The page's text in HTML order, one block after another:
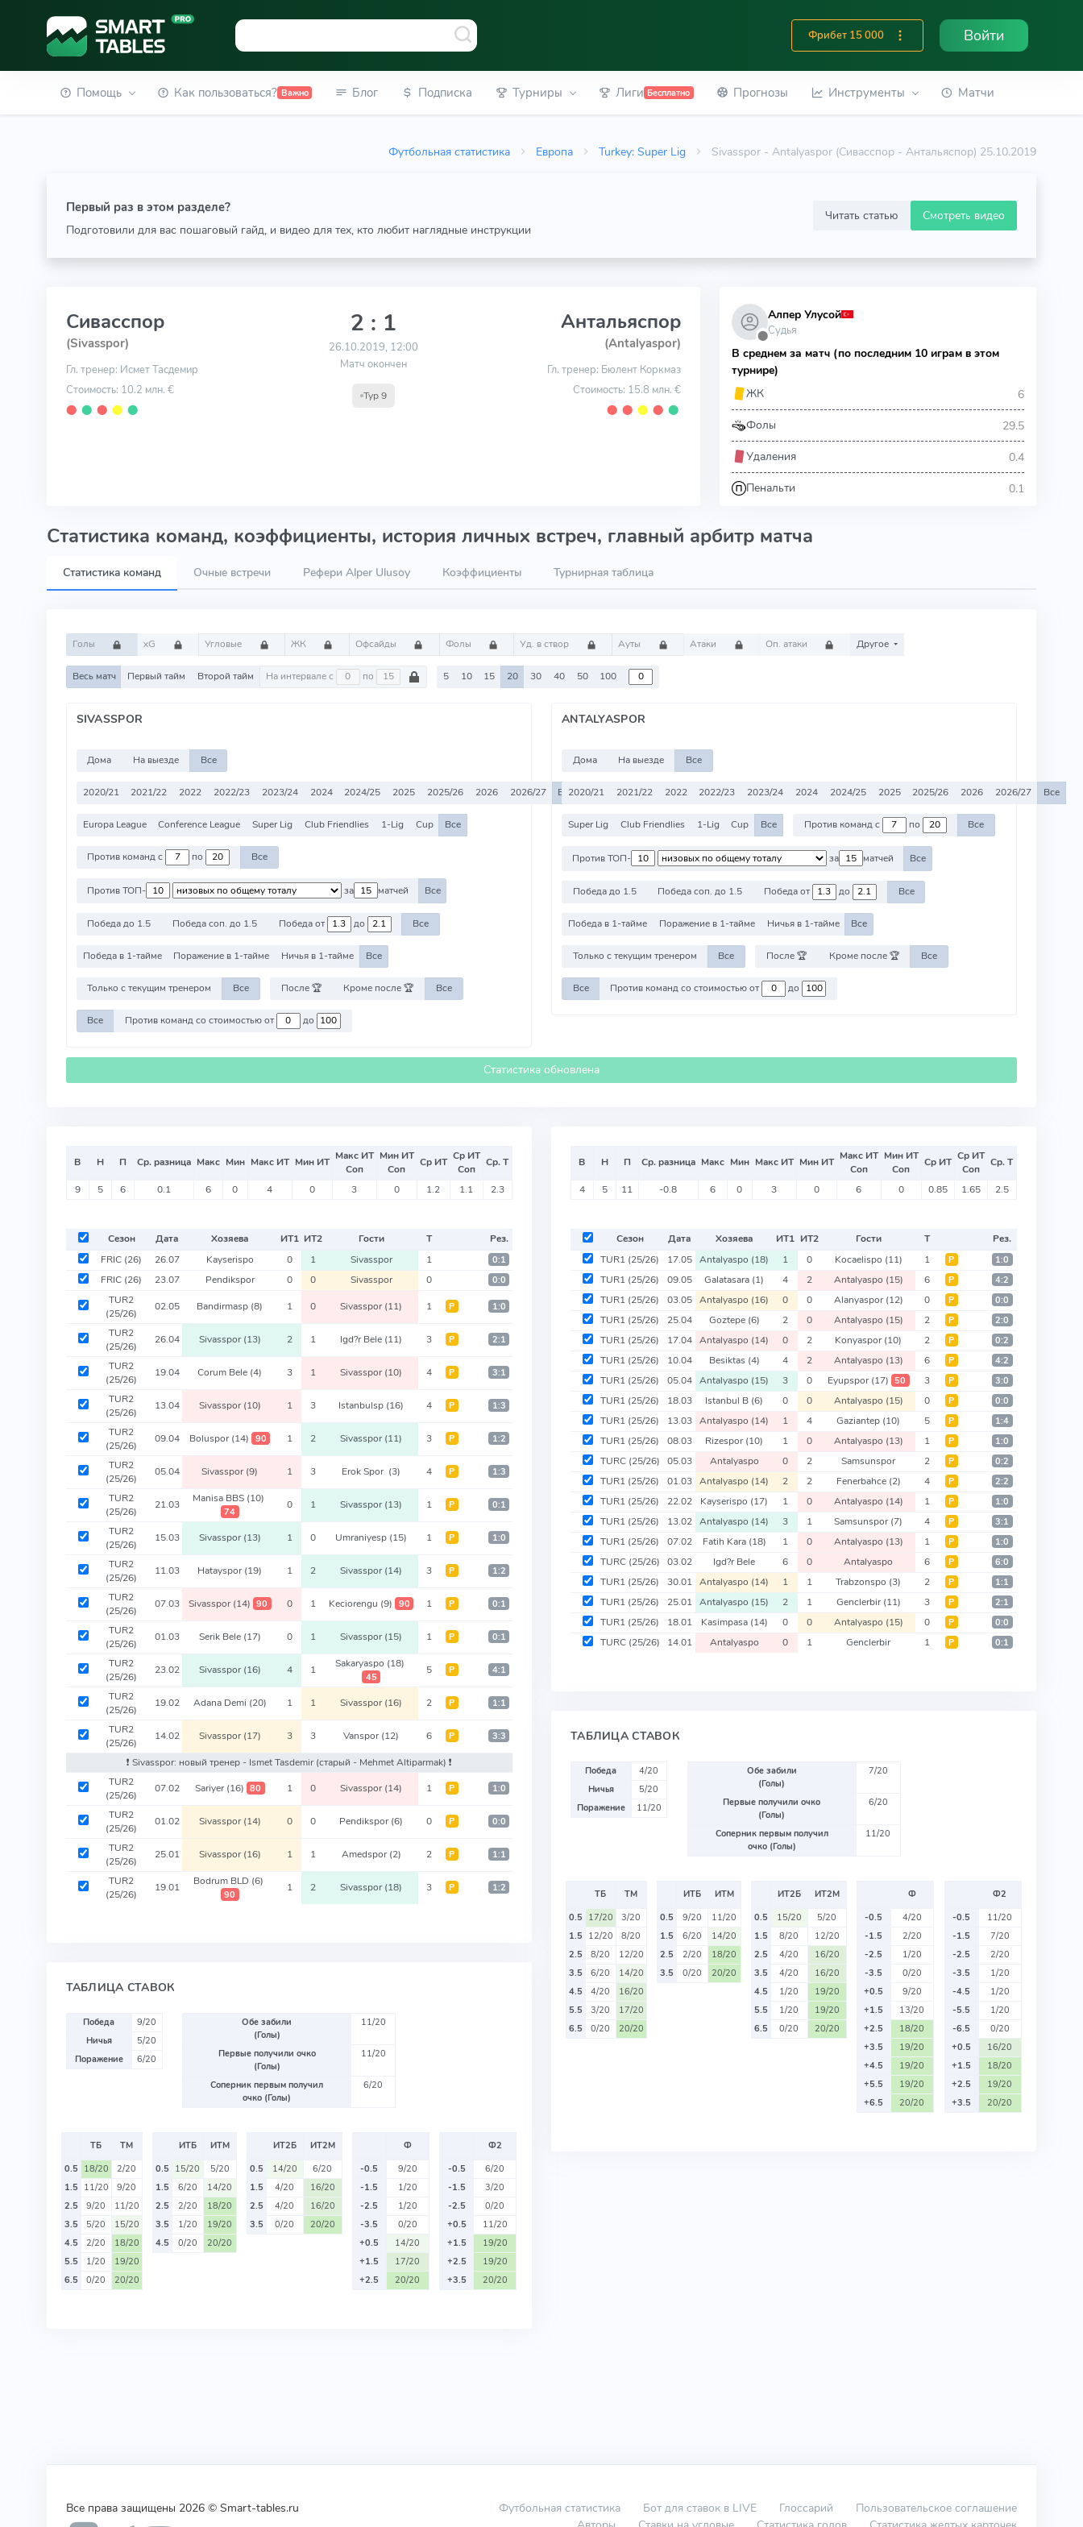
Фрибет 15 000 Войти
Помощь Как пользоваться? Важно Блог Подписка Турниры Лиги Бесплатно Прогнозы Инструменты Матчи
Футбольная статистика Европа Turkey: Super Lig Sivasspor - Antalyaspor (Сивасспор - Антальяспор) 25.10.2019
Первый раз в этом разделе?
Подготовили для вас пошаговый гайд, и видео для тех, кто любит наглядные инструкции
Читать статью Смотреть видео
Сивасспор
(Sivasspor)
Гл. тренер: Исмет Тасдемир
Стоимость: 10.2 млн. €
⬤ ⬤ ⬤ ⬤ ⬤
2 : 1
26.10.2019, 12:00
Матч окончен
Тур 9
Антальяспор
(Antalyaspor)
Гл. тренер: Бюлент Коркмаз
Стоимость: 15.8 млн. €
⬤ ⬤ ⬤ ⬤ ⬤
⬤
Алпер Улусой
Судья
В среднем за матч (по последним 10 играм в этом
турнире)
ЖК
6
Фолы 29.5
Удаления 0.4
Пенальти 0.1
Статистика команд, коэффициенты, история личных встреч, главный арбитр матча
Статистика команд Очные встречи Рефери Alper Ulusoy Коэффициенты Турнирная таблица
Голы xG Угловые ЖК Офсайды Фолы Уд. в створ Ауты Атаки Оп. атаки Другое
Весь матч Первый тайм Второй тайм На интервале с по 5 10 15 20 30 40 50 100
SIVASSPOR
Дома На выезде Все
2020/21 2021/22 2022 2022/23 2023/24 2024 2024/25 2025 2025/26 2026 2026/27 Все
Europa League Conference League Super Lig Club Friendlies 1-Lig Cup Все
Против команд с по Все
Против ТОП- за матчей Все
Победа до 1.5 Победа соп. до 1.5 Победа от до Все
Победа в 1-тайме Поражение в 1-тайме Ничья в 1-тайме Все
Только с текущим тренером Все После 🏆 Кроме после 🏆 Все
Все Против команд со стоимостью от до
ANTALYASPOR
Дома На выезде Все
2020/21 2021/22 2022 2022/23 2023/24 2024 2024/25 2025 2025/26 2026 2026/27 Все
Super Lig Club Friendlies 1-Lig Cup Все Против команд с по Все
Против ТОП- за матчей Все
Победа до 1.5 Победа соп. до 1.5 Победа от до Все
Победа в 1-тайме Поражение в 1-тайме Ничья в 1-тайме Все
Только с текущим тренером Все После 🏆 Кроме после 🏆 Все
Все Против команд со стоимостью от до
Статистика обновлена
В Н П Ср. разница Макс Мин Макс ИТ Мин ИТ Макс ИТ
Соп
Мин ИТ
Соп
Ср ИТ Ср ИТ
Соп
Ср. Т
9 5 6 0.1 6 0 4 0 3 0 1.2 1.1 2.3
Сезон Дата Хозяева ИТ1 ИТ2 Гости Т
Рез.
FRIC (26) 26.07 Kayserispo 0 1 Sivasspor 1 0:1
FRIC (26) 23.07 Pendikspor 0 0 Sivasspor 0 0:0
TUR2
(25/26)
02.05 Bandirmasp (8) 1 0 Sivasspor(11) 1 Р 1:0
TUR2
(25/26)
26.04 Sivasspor(13) 2 1 Igd?r Bele (11) 3 Р 2:1
TUR2
(25/26)
19.04 Corum Bele (4) 3 1 Sivasspor(10) 4 Р 3:1
TUR2
(25/26)
13.04 Sivasspor(10) 1 3 Istanbulsp (16) 4 Р 1:3
TUR2
(25/26)
09.04 Boluspor(14) 90 1 2 Sivasspor(11) 3 Р 1:2
TUR2
(25/26)
05.04 Sivasspor(9) 1 3 Erok Spor (3) 4 Р 1:3
TUR2
(25/26)
21.03 Manisa BBS (10)
74
0 1 Sivasspor(13) 1 Р 0:1
TUR2
(25/26)
15.03 Sivasspor(13) 1 0 Umraniyesp (15) 1 Р 1:0
TUR2
(25/26)
11.03 Hatayspor(19) 1 2 Sivasspor(14) 3 Р 1:2
TUR2
(25/26)
07.03 Sivasspor(14) 90 0 1 Keciorengu (9) 90 1 Р 0:1
TUR2
(25/26)
01.03 Serik Bele (17) 0 1 Sivasspor(15) 1 Р 0:1
TUR2
(25/26)
23.02 Sivasspor(16) 4 1 Sakaryaspo (18)
45
5 Р 4:1
TUR2
(25/26)
19.02 Adana Demi (20) 1 1 Sivasspor(16) 2 Р 1:1
TUR2
(25/26)
14.02 Sivasspor(17) 3 3 Vanspor(12) 6 Р 3:3
❗️ Sivasspor: новый тренер - Ismet Tasdemir(старый - Mehmet Altiparmak) ❗️
TUR2
(25/26)
07.02 Sariyer(16) 80 1 0 Sivasspor(14) 1 Р 1:0
TUR2
(25/26)
01.02 Sivasspor(14) 0 0 Pendikspor(6) 0 Р 0:0
TUR2
(25/26)
25.01 Sivasspor(16) 1 1 Amedspor(2) 2 Р 1:1
TUR2
(25/26)
19.01 Bodrum BLD (6)
90
1 2 Sivasspor(18) 3 Р 1:2
ТАБЛИЦА СТАВОК
Победа
9/20
Ничья
5/20
Поражение
6/20
Обе забили
(Голы)
11/20
Первые получили очко
(Голы)
11/20
Соперник первым получил
очко (Голы)
6/20
ТБ
ТМ
0.5 18/20
2/20
1.5 11/20
9/20
2.5
9/20
11/20
3.5
5/20
15/20
4.5
2/20
18/20
5.5
1/20
19/20
6.5
0/20 20/20
ИТБ
ИТМ
0.5 15/20
5/20
1.5
6/20
14/20
2.5
2/20
18/20
3.5
1/20
19/20
4.5
0/20 20/20
ИТ2Б
ИТ2М
0.5
14/20
6/20
1.5
4/20
16/20
2.5
4/20
16/20
3.5
0/20 20/20
Ф
-0.5
9/20
-1.5
1/20
-2.5
1/20
-3.5
0/20
+0.5
14/20
+1.5
17/20
+2.5
20/20
Ф2
-0.5
6/20
-1.5
3/20
-2.5
0/20
+0.5
11/20
+1.5
19/20
+2.5
19/20
+3.5
20/20
В Н П Ср. разница Макс Мин Макс ИТ Мин ИТ Макс ИТ
Соп
Мин ИТ
Соп
Ср ИТ Ср ИТ
Соп
Ср. Т
4 5 11 -0.8 6 0 3 0 6 0 0.85 1.65 2.5
Сезон Дата Хозяева ИТ1 ИТ2 Гости Т
Рез.
TUR1 (25/26) 17.05 Antalyaspo (18) 1 0 Kocaelispo (11) 1 Р 1:0
TUR1 (25/26) 09.05 Galatasara (1) 4 2 Antalyaspo (15) 6 Р 4:2
TUR1 (25/26) 03.05 Antalyaspo (16) 0 0 Alanyaspor(12) 0 Р 0:0
TUR1 (25/26) 25.04 Goztepe (6) 2 0 Antalyaspo (15) 2 Р 2:0
TUR1 (25/26) 17.04 Antalyaspo (14) 0 2 Konyaspor(10) 2 Р 0:2
TUR1 (25/26) 10.04 Besiktas (4) 4 2 Antalyaspo (13) 6 Р 4:2
TUR1 (25/26) 05.04 Antalyaspo (15) 3 0 Eyupspor(17) 50 3 Р 3:0
TUR1 (25/26) 18.03 Istanbul B (6) 0 0 Antalyaspo (15) 0 Р 0:0
TUR1 (25/26) 13.03 Antalyaspo (14) 1 4 Gaziantep (10) 5 Р 1:4
TUR1 (25/26) 08.03 Rizespor(10) 1 0 Antalyaspo (13) 1 Р 1:0
TURC (25/26) 05.03 Antalyaspo 0 2 Samsunspor 2 Р 0:2
TUR1 (25/26) 01.03 Antalyaspo (14) 2 2 Fenerbahce (2) 4 Р 2:2
TUR1 (25/26) 22.02 Kayserispo (17) 1 0 Antalyaspo (14) 1 Р 1:0
TUR1 (25/26) 13.02 Antalyaspo (14) 3 1 Samsunspor(7) 4 Р 3:1
TUR1 (25/26) 07.02 Fatih Kara (18) 1 0 Antalyaspo (13) 1 Р 1:0
TURC (25/26) 03.02 Igd?r Bele 6 0 Antalyaspo 6 Р 6:0
TUR1 (25/26) 30.01 Antalyaspo (14) 1 1 Trabzonspo (3) 2 Р 1:1
TUR1 (25/26) 25.01 Antalyaspo (15) 2 1 Genclerbir(11) 3 Р 2:1
TUR1 (25/26) 18.01 Kasimpasa (14) 0 0 Antalyaspo (15) 0 Р 0:0
TURC (25/26) 14.01 Antalyaspo 0 1 Genclerbir 1 Р 0:1
ТАБЛИЦА СТАВОК
Победа
4/20
Ничья
5/20
Поражение
11/20
Обе забили
(Голы)
7/20
Первые получили очко
(Голы)
6/20
Соперник первым получил
очко (Голы)
11/20
ТБ
ТМ
0.5 17/20
3/20
1.5 12/20
8/20
2.5
8/20
12/20
3.5
6/20
14/20
4.5
4/20
16/20
5.5
3/20
17/20
6.5
0/20 20/20
ИТБ
ИТМ
0.5
9/20
11/20
1.5
6/20
14/20
2.5
2/20
18/20
3.5
0/20 20/20
ИТ2Б
ИТ2М
0.5
15/20
5/20
1.5
8/20
12/20
2.5
4/20
16/20
3.5
4/20
16/20
4.5
1/20
19/20
5.5
1/20
19/20
6.5
0/20 20/20
Ф
-0.5
4/20
-1.5
2/20
-2.5
1/20
-3.5
0/20
+0.5
9/20
+1.5
13/20
+2.5
18/20
+3.5
19/20
+4.5
19/20
+5.5
19/20
+6.5
20/20
Ф2
-0.5
11/20
-1.5
7/20
-2.5
2/20
-3.5
1/20
-4.5
1/20
-5.5
1/20
-6.5
0/20
+0.5
16/20
+1.5
18/20
+2.5
19/20
+3.5
20/20
Все права защищены 2026 © Smart-tables.ru Футбольная статистика Бот для ставок в LIVE Глоссарий
Пользовательское соглашение